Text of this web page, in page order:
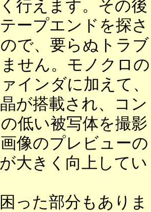
行えます。その後
ープエンドを探さ
で、要らぬトラブ
せん。モノクロの
インダに加えて、
が搭載され、コン
低い被写体を撮影
像のプレビューの
大きく向上してい
った部分もありま